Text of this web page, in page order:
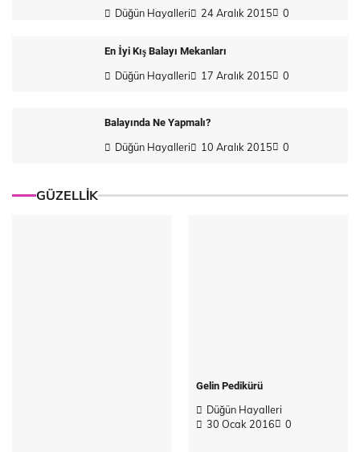
Düğün Hayalleri 24 Aralık 2015 0
En İyi Kış Balayı Mekanları
Düğün Hayalleri 17 Aralık 2015 0
Balayında Ne Yapmalı?
Düğün Hayalleri 10 Aralık 2015 0
GÜZELLİK
Gelin Pedikürü
Düğün Hayalleri
30 Ocak 2016
0